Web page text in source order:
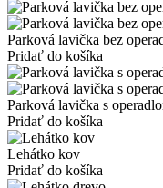
Parková lavička bez
Pridať do košíka
Parková lavička s
Pridať do košíka
Lehátko kov
Pridať do košíka